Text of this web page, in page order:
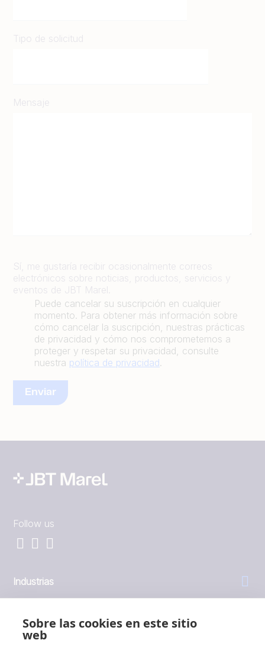
Sobre las cookies en este sitio
web
Tipo de solicitud
Mensaje
Sí, me gustaría recibir ocasionalmente correos
electrónicos sobre noticias, productos, servicios y
eventos de JBT Marel.
Puede cancelar su suscripción en cualquier
momento. Para obtener más información sobre
cómo cancelar la suscripción, nuestras prácticas
de privacidad y cómo nos comprometemos a
proteger y respetar su privacidad, consulte
nuestra política de privacidad.
Follow us
Industrias